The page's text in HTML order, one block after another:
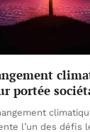
portée
l’un des défis